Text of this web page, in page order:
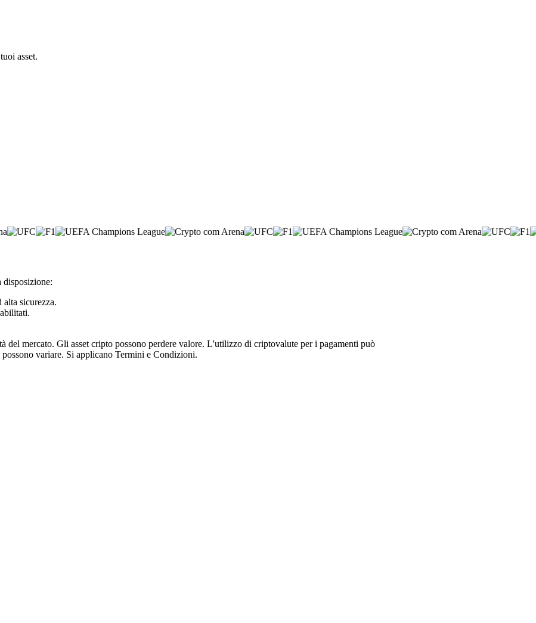
asset.
sicurezza.
del mercato. Gli asset cripto possono perdere valore. L'utilizzo di criptovalute per i pagamenti può
variare. Si applicano Termini e Condizioni.